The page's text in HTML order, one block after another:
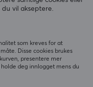
i.
på:
du vil akseptere.
som kreves for at
Disse cookies brukes
presentere mer
deg innlogget mens du